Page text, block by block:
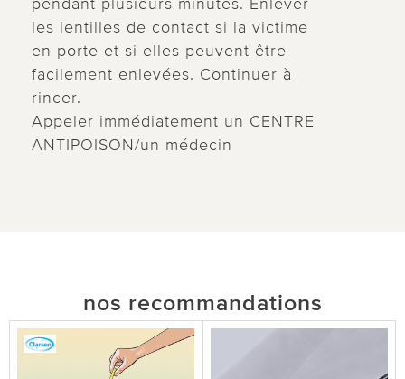
les lentilles de contact si la victime
en porte et si elles peuvent être
facilement enlevées. Continuer à
rincer.
Appeler immédiatement un CENTRE
ANTIPOISON/un médecin
nos recommandations